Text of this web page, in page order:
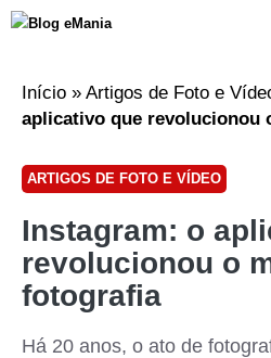
Início » Artigos de Foto e
aplicativo que revolucionou
ARTIGOS DE FOTO E VÍDEO
Instagram: o
revolucionou o
fotografia
Há 20 anos, o ato de